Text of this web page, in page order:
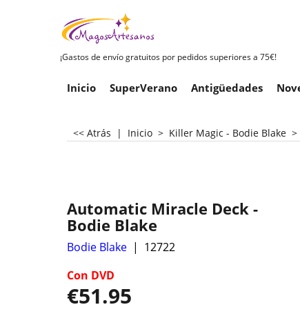
¡Gastos de envío gratuitos por pedidos superiores a 75€!
Inicio SuperVerano Antigüedades
<< Atrás | Inicio > Killer Magic - Bodie Blake >
Automatic Miracle Deck -
Bodie Blake
Bodie Blake
12722
Con DVD
€51.95